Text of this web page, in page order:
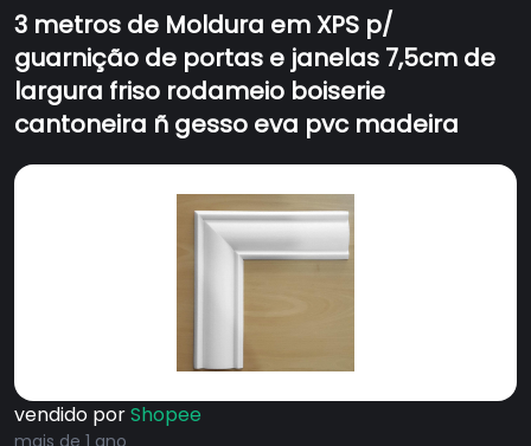
3 metros de Moldura em XPS p/
guarnição de portas e janelas 7,5cm de
largura friso rodameio boiserie
cantoneira ñ gesso eva pvc madeira
vendido porShopee